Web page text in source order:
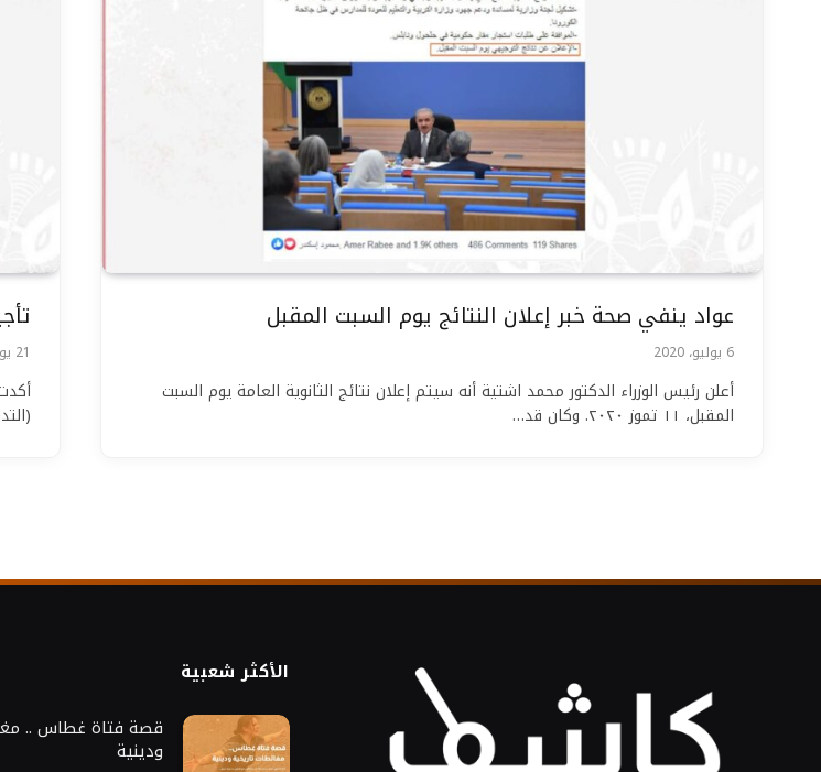
عواد ينفي صحة خبر إعلان النتائج يوم السبت المقبل
6 يوليو، 2020
أعلن رئيس الوزراء الدكتور محمد اشتية أنه سيتم إعلان نتائج الثانوية العامة يوم السبت
المقبل، ١١ تموز ٢٠٢٠. وكان قد…
21 يونيو، 2020
الأكثر شعبية
قصة فتاة غطاس ..
ودينية